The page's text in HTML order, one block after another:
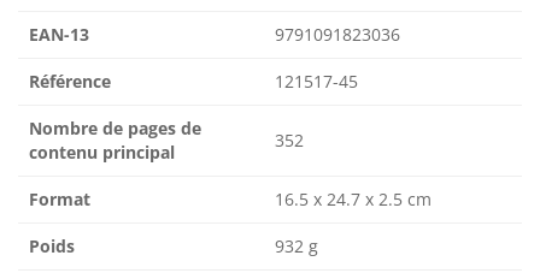
EAN-13 9791091823036
Référence 121517-45
Nombre de pages de
contenu principal
352
Format 16.5 x 24.7 x 2.5 cm
Poids 932 g